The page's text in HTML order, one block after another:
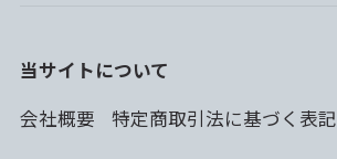
当サイトについて
会社概要
特定商取引法に基づく表記